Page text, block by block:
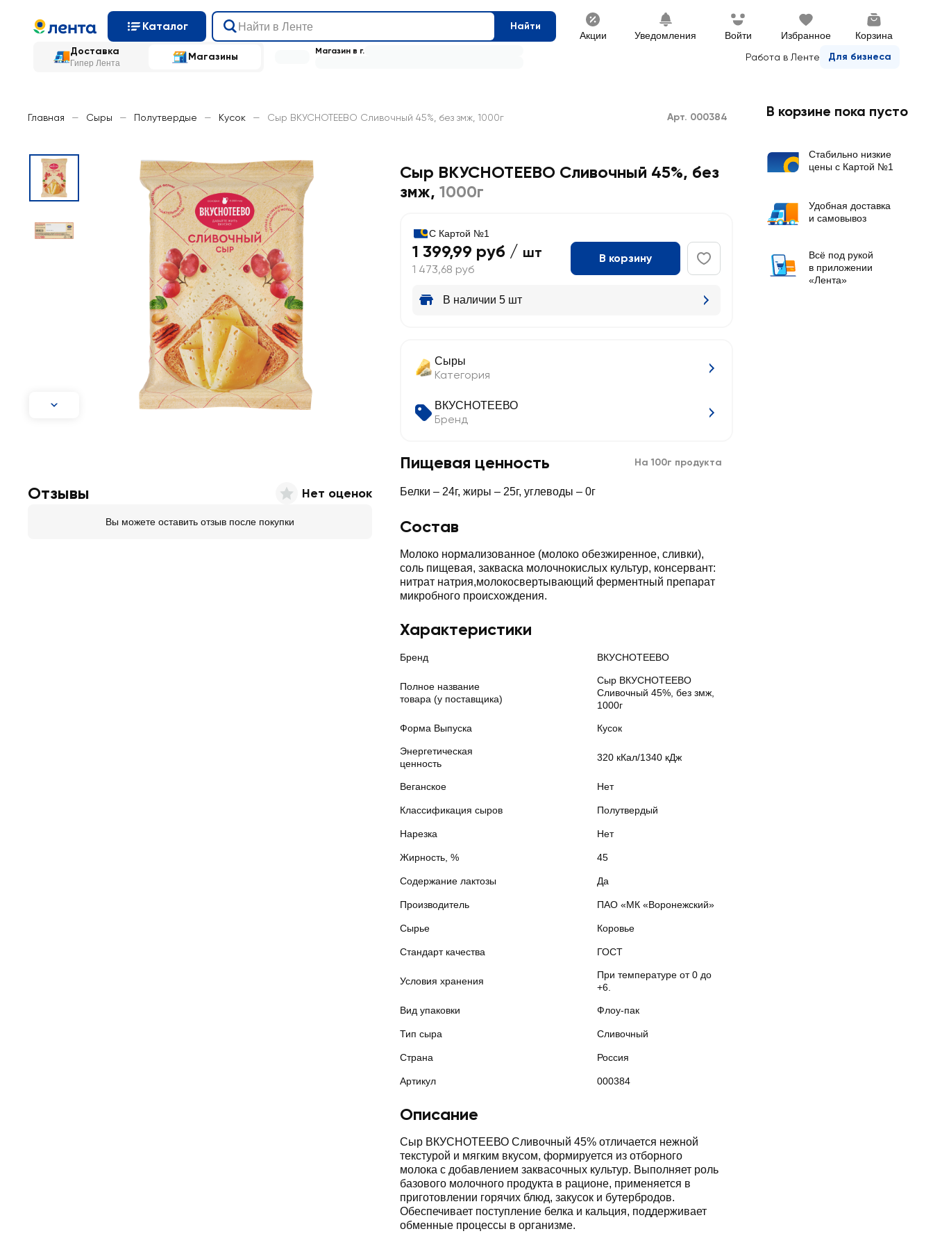
Каталог Найти
Акции Уведомления Войти Избранное Корзина
Доставка
Гипер Лента
Магазины Работа в Ленте Для бизнеса
Магазин в г.
Главная — Сыры — Полутвердые — Кусок — Сыр ВКУСНОТЕЕВО Сливочный 45%, без змж, 1000г Арт. 000384
Сыр ВКУСНОТЕЕВО Сливочный 45%, без
змж, 1000г
С Картой №1
1 399,99 руб / шт
1 473,68 руб
В корзину
В наличии 5 шт
Сыры
Категория
ВКУСНОТЕЕВО
Бренд
Пищевая ценность На 100г продукта
Белки – 24г, жиры – 25г, углеводы – 0г
Состав
Молоко нормализованное (молоко обезжиренное, сливки),
соль пищевая, закваска молочнокислых культур, консервант:
нитрат натрия,молокосвертывающий ферментный препарат
микробного происхождения.
Характеристики
Бренд ВКУСНОТЕЕВО
Полное название
товара (у поставщика)
Сыр ВКУСНОТЕЕВО
Сливочный 45%, без змж,
1000г
Форма Выпуска Кусок
Энергетическая
ценность
320 кКал/1340 кДж
Веганское Нет
Классификация сыров Полутвердый
Нарезка Нет
Жирность, % 45
Содержание лактозы Да
Производитель ПАО «МК «Воронежский»
Сырье Коровье
Стандарт качества ГОСТ
Условия хранения
При температуре от 0 до
+6.
Вид упаковки Флоу-пак
Тип сыра Сливочный
Страна Россия
Артикул 000384
Описание
Сыр ВКУСНОТЕЕВО Сливочный 45% отличается нежной
текстурой и мягким вкусом, формируется из отборного
молока с добавлением заквасочных культур. Выполняет роль
базового молочного продукта в рационе, применяется в
приготовлении горячих блюд, закусок и бутербродов.
Обеспечивает поступление белка и кальция, поддерживает
обменные процессы в организме.
Отзывы Нет оценок
Вы можете оставить отзыв после покупки
В корзине пока пусто
Стабильно низкие
цены с Картой №1
Удобная доставка
и самовывоз
Всё под рукой
в приложении
«Лента»